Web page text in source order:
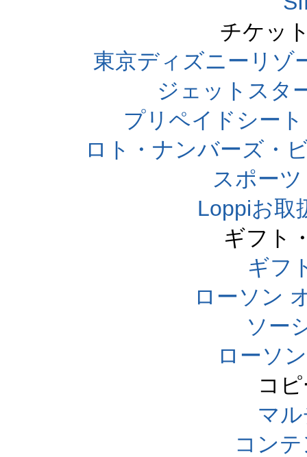
チケッ
東京ディズニーリゾ
ジェットスタ
プリペイドシー
ロト・ナンバーズ・
スポー
Loppiお取
ギフト
ギフ
ローソン
ソー
ローソ
コ
マ
コン